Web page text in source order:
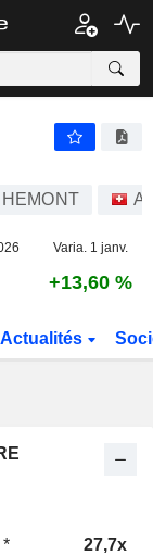
Varia. 1 janv.
+13,60 %
Actualités
* 27,7x